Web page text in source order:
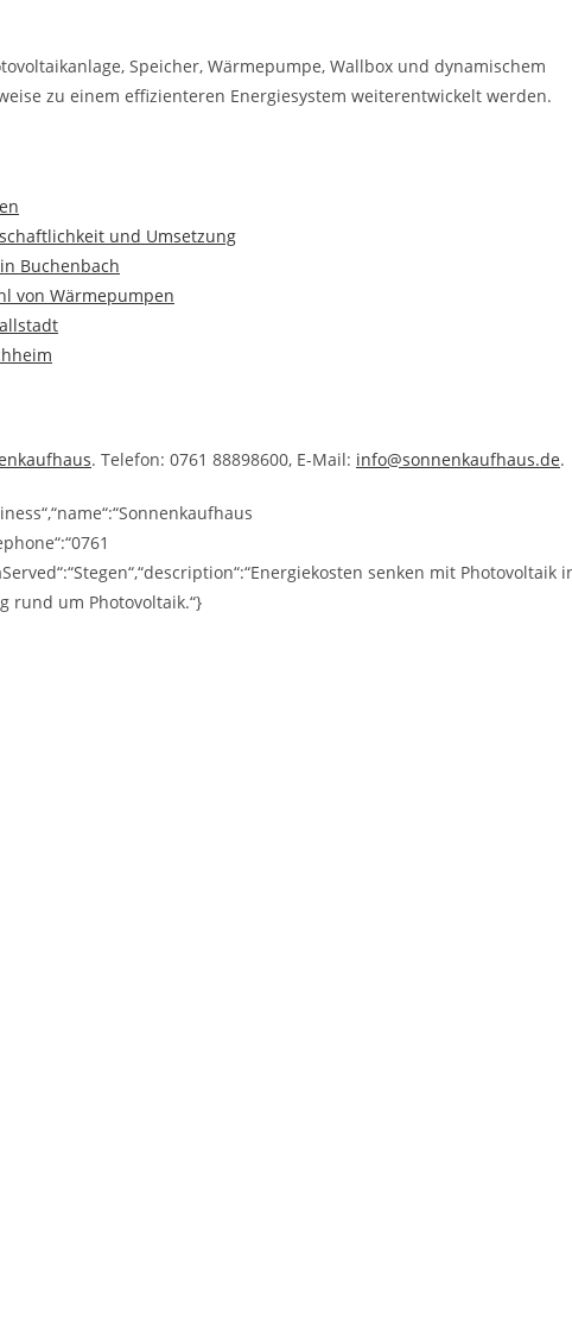
Speicher, Wärmepumpe, Wallbox und dynamischem
zu einem effizienteren Energiesystem weiterentwickelt werden.
und Umsetzung
Buchenbach
von Wärmepumpen
. Telefon: 0761 88898600, E-Mail: info@sonnenkaufhaus.de.
senken mit Photovoltaik
rund um Photovoltaik.“}